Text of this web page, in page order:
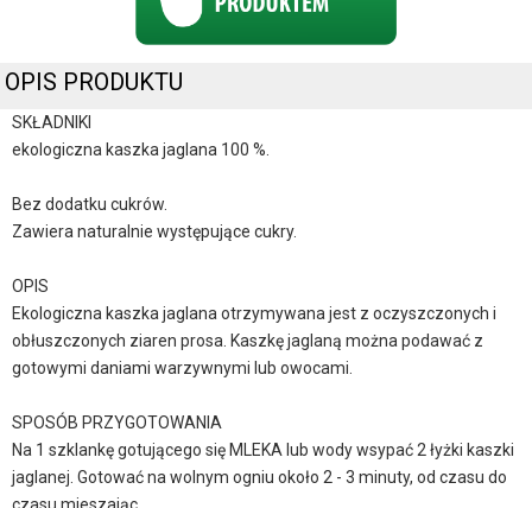
OPIS PRODUKTU
SKŁADNIKI
ekologiczna kaszka jaglana 100 %.
Bez dodatku cukrów.
Zawiera naturalnie występujące cukry.
OPIS
Ekologiczna kaszka jaglana otrzymywana jest z oczyszczonych i
obłuszczonych ziaren prosa. Kaszkę jaglaną można podawać z
gotowymi daniami warzywnymi lub owocami.
SPOSÓB PRZYGOTOWANIA
Na 1 szklankę gotującego się MLEKA lub wody wsypać 2 łyżki kaszki
jaglanej. Gotować na wolnym ogniu około 2 - 3 minuty, od czasu do